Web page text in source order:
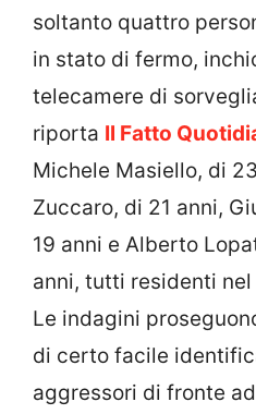
soltanto quattro
in stato di fermo,
telecamere di
riporta Il Fatto
Michele Masiello, di
Zuccaro, di 21 anni,
19 anni e Alberto
anni, tutti residenti
Le indagini
di certo facile
aggressori di fronte